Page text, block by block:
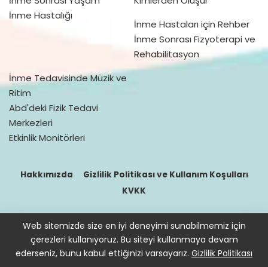
İnme Hastalığı
İnme Hastaları için Rehber
İnme Sonrası Fizyoterapi ve
Rehabilitasyon
İnme Tedavisinde Müzik ve
Ritim
Abd'deki Fizik Tedavi
Merkezleri
Etkinlik Monitörleri
Hakkımızda
Gizlilik Politikası ve Kullanım Koşulları
KVKK
© 2016–2021 doktorfizik
Site içeriğinde bulunan bilgiler destek sağlamak içindir. Hekimin
hastasını tıbbi amaçla muayene etmesi, tanı ve teşhis koyması
Web sitemizde size en iyi deneyimi sunabilmemiz için
çerezleri kullanıyoruz. Bu siteyi kullanmaya devam
ederseniz, bunu kabul ettiğinizi varsayarız. Gizlilik Politikası